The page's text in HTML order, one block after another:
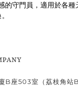
守門員，適用於各種
座503室（荔枝角站